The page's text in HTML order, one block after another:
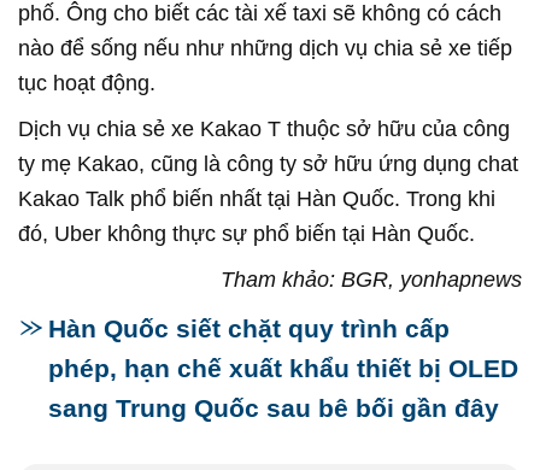
phố. Ông cho biết các tài xế taxi sẽ không có cách
nào để sống nếu như những dịch vụ chia sẻ xe tiếp
tục hoạt động.
Dịch vụ chia sẻ xe Kakao T thuộc sở hữu của công
ty mẹ Kakao, cũng là công ty sở hữu ứng dụng chat
Kakao Talk phổ biến nhất tại Hàn Quốc. Trong khi
đó, Uber không thực sự phổ biến tại Hàn Quốc.
Tham khảo: BGR, yonhapnews
Hàn Quốc siết chặt quy trình cấp
phép, hạn chế xuất khẩu thiết bị OLED
sang Trung Quốc sau bê bối gần đây